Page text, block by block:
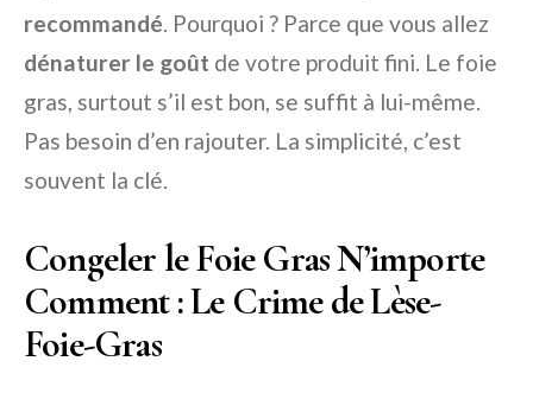
recommandé. Pourquoi ? Parce que vous allez
dénaturer le goût de votre produit fini. Le foie
gras, surtout s’il est bon, se suffit à lui-même.
Pas besoin d’en rajouter. La simplicité, c’est
souvent la clé.
Congeler le Foie Gras N’importe
Comment : Le Crime de Lèse-
Foie-Gras